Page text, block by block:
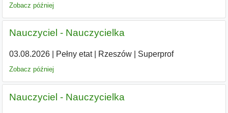
Zobacz później
Nauczyciel - Nauczycielka
03.08.2026| Pełny etat| Rzeszów| Superprof
Zobacz później
Nauczyciel - Nauczycielka